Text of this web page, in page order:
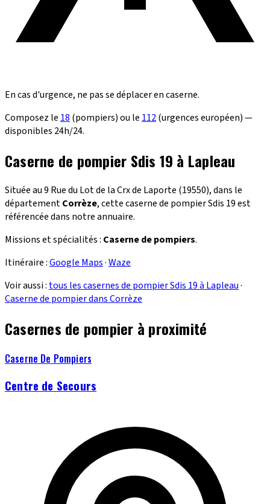
En cas d'urgence, ne pas se déplacer en caserne.
Composez le 18 (pompiers) ou le 112(urgences européen) —
disponibles 24h/24.
Caserne de pompier Sdis 19 à Lapleau
Située au 9 Rue du Lot de la Crx de Laporte (19550), dans le
départementCorrèze, cette caserne de pompier Sdis 19 est
référencée dans notre annuaire.
Missions et spécialités : Caserne de pompiers.
Itinéraire :Google Maps·Waze
Voir aussi : tous les casernes de pompier Sdis 19 à Lapleau·
Caserne de pompier dans Corrèze
Casernes de pompier à proximité
Caserne De Pompiers
Centre de Secours